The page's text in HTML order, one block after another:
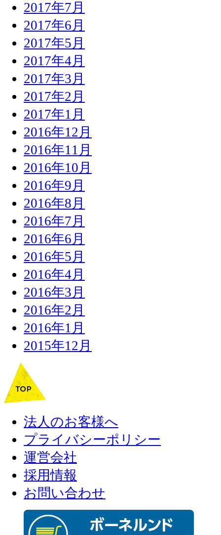
2017年7月
2017年6月
2017年5月
2017年4月
2017年3月
2017年2月
2017年1月
2016年12月
2016年11月
2016年10月
2016年9月
2016年8月
2016年7月
2016年6月
2016年5月
2016年4月
2016年3月
2016年2月
2016年1月
2015年12月
法人のお客様へ
プライバシーポリシー
運営会社
採用情報
お問い合わせ